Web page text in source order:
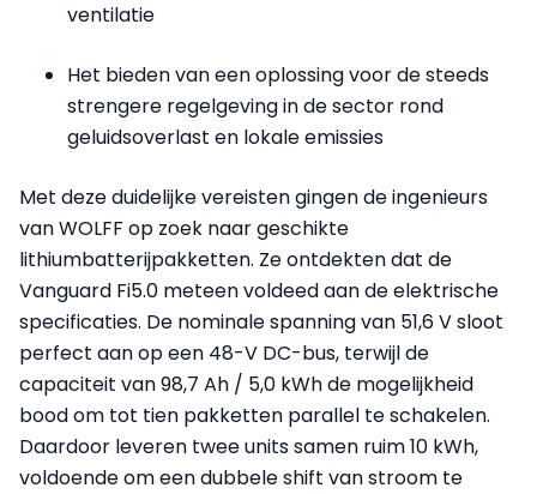
ventilatie
Het bieden van een oplossing voor de steeds
strengere regelgeving in de sector rond
geluidsoverlast en lokale emissies
Met deze duidelijke vereisten gingen de ingenieurs
van WOLFF op zoek naar geschikte
lithiumbatterijpakketten. Ze ontdekten dat de
Vanguard Fi5.0 meteen voldeed aan de elektrische
specificaties. De nominale spanning van 51,6 V sloot
perfect aan op een 48-V DC-bus, terwijl de
capaciteit van 98,7 Ah / 5,0 kWh de mogelijkheid
bood om tot tien pakketten parallel te schakelen.
Daardoor leveren twee units samen ruim 10 kWh,
voldoende om een dubbele shift van stroom te